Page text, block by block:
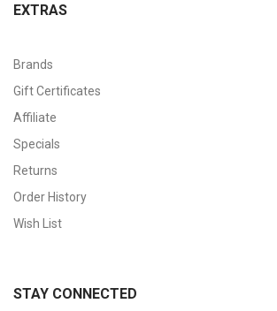
EXTRAS
Brands
Gift Certificates
Affiliate
Specials
Returns
Order History
Wish List
STAY CONNECTED